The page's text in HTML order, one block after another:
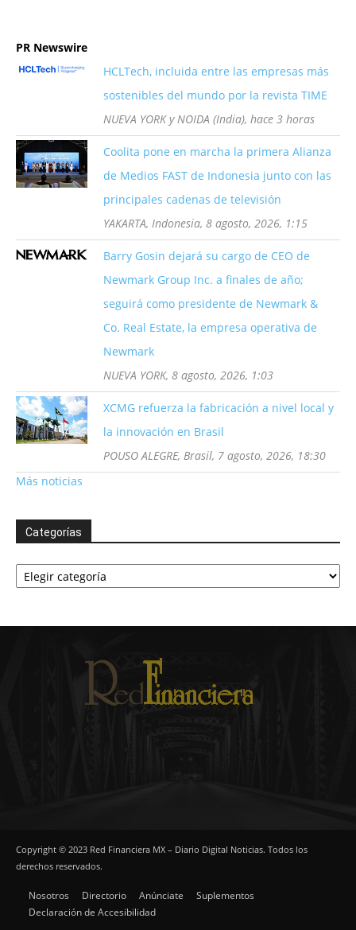
PR Newswire
HCLTech, incluida entre las empresas más
sostenibles del mundo por la revista TIME
NUEVA YORK y NOIDA (India), hace 3 horas
Coolita pone en marcha la primera Alianza
de Medios FAST de Indonesia junto con las
principales cadenas de televisión
YAKARTA, Indonesia, 8 agosto, 2026, 1:15
Barry Gosin dejará su cargo de CEO de
Newmark Group Inc. a finales de año;
seguirá como presidente de Newmark &
Co. Real Estate, la empresa operativa de
Newmark
NUEVA YORK, 8 agosto, 2026, 1:03
XCMG refuerza la fabricación a nivel local y
la innovación en Brasil
POUSO ALEGRE, Brasil, 7 agosto, 2026, 18:30
Más noticias
Categorías
Categorías
Copyright © 2023 Red Financiera MX – Diario Digital Noticias. Todos los
derechos reservados.
Nosotros Directorio Anúnciate
Suplementos
Declaración de Accesibilidad